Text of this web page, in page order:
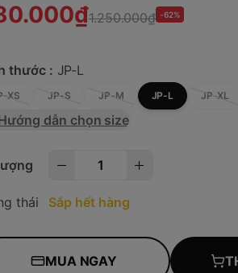
1.250.000₫ -62%
thước : JP-L
XS JP-S JP-M JP-L JP-XL
dẫn chọn size
thái Sắp hết hàng
MUA NGAY